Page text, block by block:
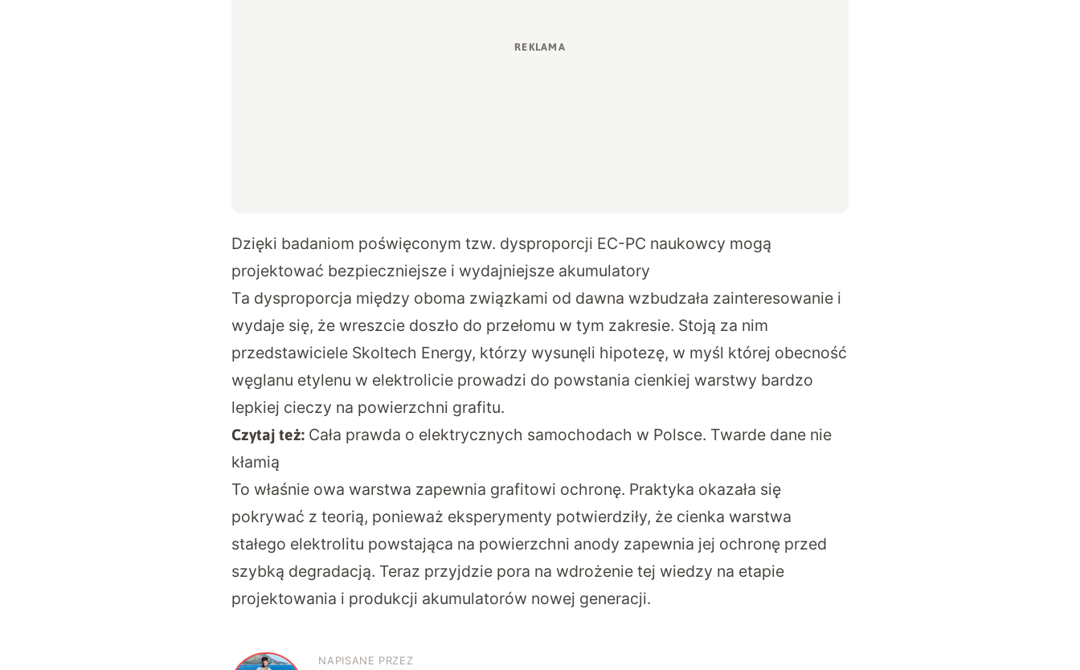
Dzięki badaniom poświęconym tzw. dysproporcji EC-PC naukowcy mogą
projektować bezpieczniejsze i wydajniejsze akumulatory
Ta dysproporcja między oboma związkami od dawna wzbudzała zainteresowanie i
wydaje się, że wreszcie doszło do przełomu w tym zakresie. Stoją za nim
przedstawiciele Skoltech Energy, którzy wysunęli hipotezę, w myśl której obecność
węglanu etylenu w elektrolicie prowadzi do powstania cienkiej warstwy bardzo
lepkiej cieczy na powierzchni grafitu.
Czytaj też: Cała prawda o elektrycznych samochodach w Polsce. Twarde dane nie
kłamią
To właśnie owa warstwa zapewnia grafitowi ochronę. Praktyka okazała się
pokrywać z teorią, ponieważ eksperymenty potwierdziły, że cienka warstwa
stałego elektrolitu powstająca na powierzchni anody zapewnia jej ochronę przed
szybką degradacją. Teraz przyjdzie pora na wdrożenie tej wiedzy na etapie
projektowania i produkcji akumulatorów nowej generacji.
NAPISANE PRZEZ